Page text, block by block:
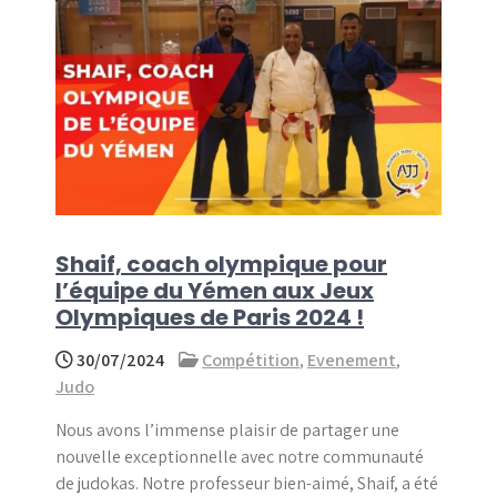
Shaif, coach olympique pour
l’équipe du Yémen aux Jeux
Olympiques de Paris 2024 !
30/07/2024 Compétition, Evenement,
Judo
Nous avons l’immense plaisir de partager une
nouvelle exceptionnelle avec notre communauté
de judokas. Notre professeur bien-aimé, Shaif, a été